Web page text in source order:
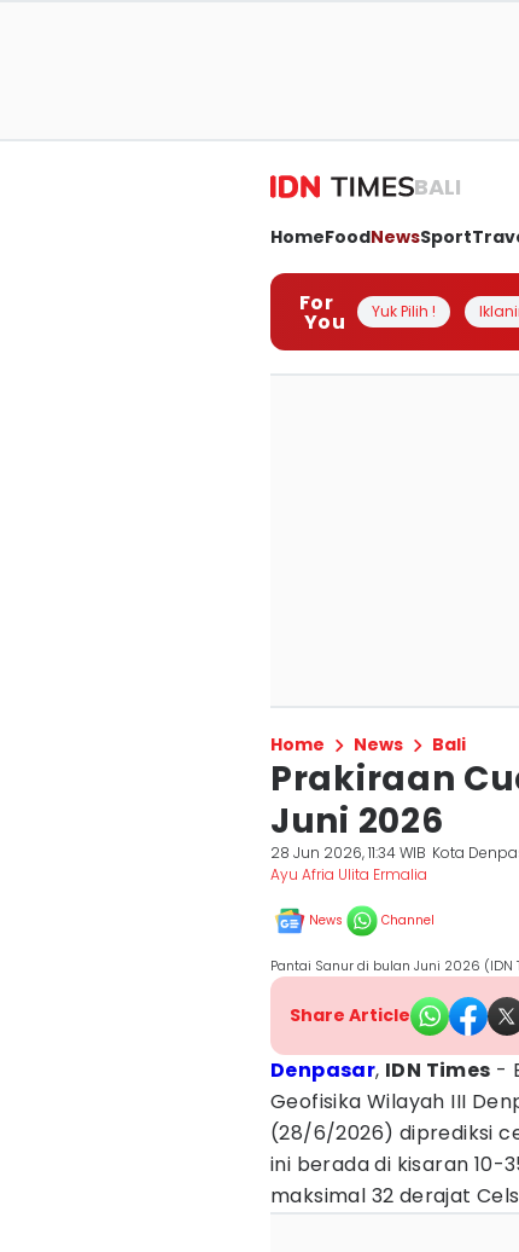
BALI
HomeFoodNewsSport
For
You Yuk Pilih !
Home News Bali
Prakiraan
Juni 2026
28 Jun 2026, 11:34 WIB Kota
Ayu Afria Ulita Ermalia
News Channel
Pantai Sanur di bulan Juni 2026 (IDN
Share Article
Denpasar, IDN Times -
Geofisika Wilayah III
(28/6/2026) diprediksi
ini berada di kisaran 10-
maksimal 32 derajat